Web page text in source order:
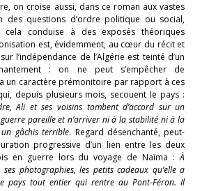
on croise aussi, dans ce roman aux vastes
des questions d’ordre politique ou social,
cela conduise à des exposés théoriques
est, évidemment, au cœur du récit et
l’indépendance de l’Algérie est teinté d’un
: on ne peut s’empêcher de
un caractère prémonitoire par rapport à ces
depuis plusieurs mois, secouent le pays :
Ali et ses voisins tombent d’accord sur un
pareille et n’arriver ni à la stabilité ni à la
un gâchis terrible. Regard désenchanté, peut-
progressive d’un lien entre les deux
en guerre lors du voyage de Naïma :À
photographies, les petits cadeaux qu’elle a
pays tout entier qui rentre au Pont-Féron. Il